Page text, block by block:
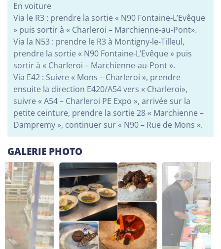
Construction et bâtiment
Espaces naturels et espaces verts
Orientation professionnelle
Services aux personnes et à la collectivité
La Trêve - Virton
Avenue Bouvier 4B 6760 Virton
Alphabétisation / Formation de base
La Trêve - Athus
Grand Rue 61 6791 Athus
Alphabétisation / Formation de base
La Trêve - Arlon
Rue des Déportés 39 6700 Arlon
Alphabétisation / Formation de base
En voiture
Via le R3 : prendre la sortie « N90 Fontaine-L’Evêque
» puis sortir à « Charleroi – Marchienne-au-Pont».
Via la N53 : prendre le R3 à Montigny-le-Tilleul,
prendre la sortie « N90 Fontaine-L’Evêque » puis
sortir à « Charleroi – Marchienne-au-Pont ».
Via E42 : Suivre « Mons – Charleroi », prendre
ensuite la direction E420/A54 vers « Charleroi»,
suivre « A54 – Charleroi PE Expo », arrivée sur la
petite ceinture, prendre la sortie 28 « Marchienne –
Dampremy », continuer sur « N90 – Rue de Mons ».
GALERIE PHOTO